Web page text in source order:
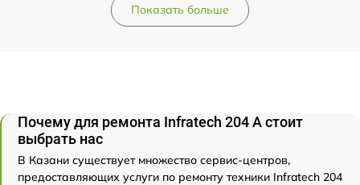
Показать больше
Почему для ремонта Infratech 204 А стоит
выбрать нас
В Казани существует множество сервис-центров,
предоставляющих услуги по ремонту техники Infratech 204